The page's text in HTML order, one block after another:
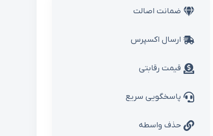
ضمانت اصالت
ارسال اکسپرس
قیمت رقابتی
پاسخگویی سریع
حذف واسطه